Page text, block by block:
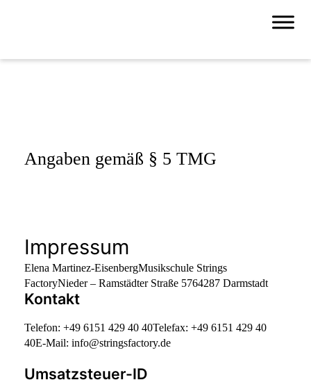
Angaben gemäß § 5 TMG
Impressum
Elena Martinez-EisenbergMusikschule Strings
FactoryNieder – Ramstädter Straße 5764287 Darmstadt
Kontakt
Telefon: +49 6151 429 40 40Telefax: +49 6151 429 40
40E-Mail: info@stringsfactory.de
Umsatzsteuer-ID